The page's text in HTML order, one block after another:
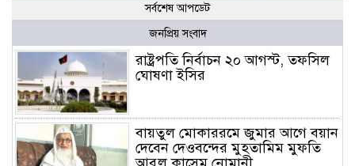
সর্বশেষ আপডেট
জনপ্রিয় সংবাদ
রাষ্ট্রপতি নির্বাচন ২০ আগস্ট, তফসিল
ঘোষণা ইসির
বায়তুল মোকাররমে জুমার আগে বয়ান
দেবেন দেওবন্দের মুহতামিম মুফতি